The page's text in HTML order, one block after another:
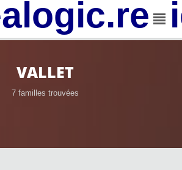
VALLET
7 familles trouvées